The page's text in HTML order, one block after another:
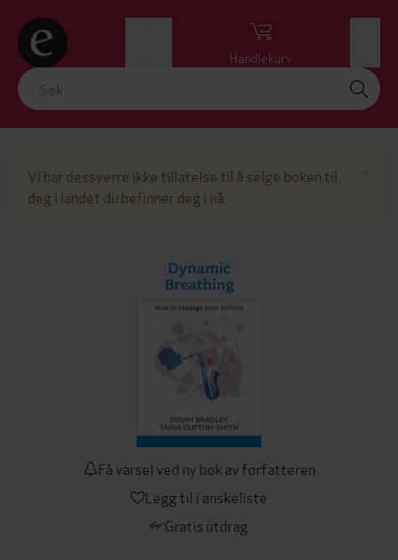
Handlekurv
Vi har dessverre ikke tillatelse til å selge boken til
deg i landet du befinner deg i nå.
Få varsel ved ny bok av forfatteren
Legg til i ønskeliste
Gratis utdrag